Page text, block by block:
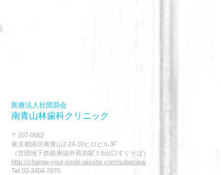
医療法人社団昴会
南青山林歯科クリニック
〒107-0062
東京都港区南青山2-24-10ヒロビル3F
（営団地下鉄銀座線外苑前駅１b出口すぐそば）
http://change-your-smile.wixsite.com/subarukai
Tel:03-3404-7870